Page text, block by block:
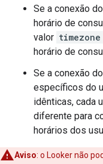
Se a conexão
horário de
valor timezone
horário de
Se a conexão
específicos do
idênticas, cada
diferente para
horários dos
Aviso: o Looker não